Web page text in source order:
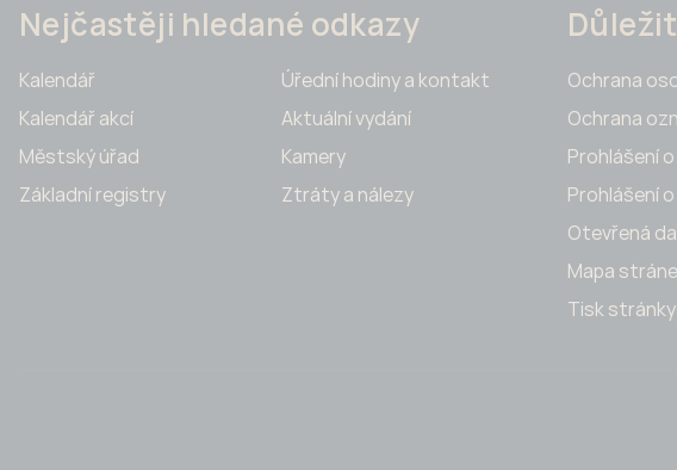
Nejčastěji hledané odkazy
Kalendář
Kalendář akcí
Městský úřad
Základní registry
Úřední hodiny a kontakt
Aktuální vydání
Kamery
Ztráty a nálezy
Ochrana
Ochrana
Prohlášení
Prohlášení
Otevřená
Mapa
Tisk stránky